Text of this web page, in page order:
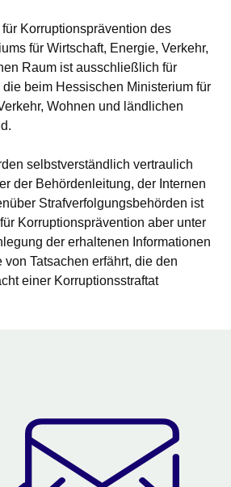
Korruptionsprävention des
für Wirtschaft, Energie, Verkehr,
Raum ist ausschließlich für
beim Hessischen Ministerium für
Wohnen und ländlichen
selbstverständlich vertraulich
der Behördenleitung, der Internen
Strafverfolgungsbehörden ist
Korruptionsprävention aber unter
der erhaltenen Informationen
Tatsachen erfährt, die den
einer Korruptionsstraftat